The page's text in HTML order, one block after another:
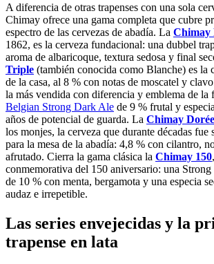
A diferencia de otras trapenses con una sola
Chimay ofrece una gama completa que cubre
espectro de las cervezas de abadía. La Chimay
1862, es la cerveza fundacional: una dubbel
aroma de albaricoque, textura sedosa y final
Triple (también conocida como Blanche) es la
de la casa, al 8 % con notas de moscatel y
la más vendida con diferencia y emblema de la
Belgian Strong Dark Ale de 9 % frutal y
años de potencial de guarda. La Chimay Dorée
los monjes, la cerveza que durante décadas fue
para la mesa de la abadía: 4,8 % con cilantro,
afrutado. Cierra la gama clásica la Chimay 150
conmemorativa del 150 aniversario: una
de 10 % con menta, bergamota y una especia
audaz e irrepetible.
Las series envejecidas y la
trapense en lata